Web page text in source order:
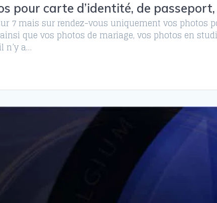
pour carte d’identité, de
7 mais sur rendez-vous uniquement vos photos
que vos photos de mariage, vos photos en
n’y a…